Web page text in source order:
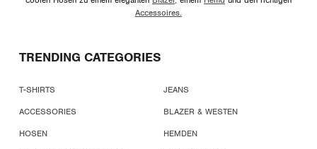
Accessoires.
TRENDING CATEGORIES
T-SHIRTS
JEANS
ACCESSORIES
BLAZER & WESTEN
HOSEN
HEMDEN